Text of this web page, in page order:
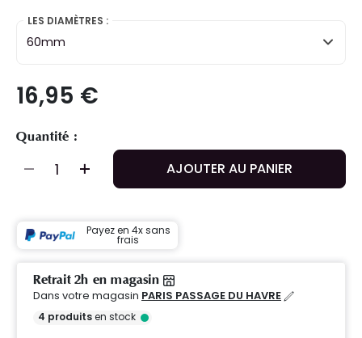
LES DIAMÈTRES :
60mm
16,95 €
Quantité :
AJOUTER AU PANIER
Payez en 4x sans
frais
Retrait 2h en magasin
Dans votre magasin PARIS PASSAGE DU HAVRE
4 produitsen stock